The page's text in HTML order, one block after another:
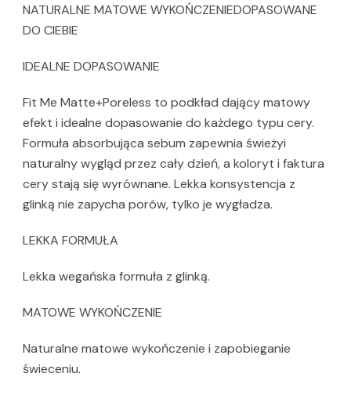
NATURALNE MATOWE WYKOŃCZENIEDOPASOWANE
DO CIEBIE
IDEALNE DOPASOWANIE
Fit Me Matte+Poreless to podkład dający matowy
efekt i idealne dopasowanie do każdego typu cery.
Formuła absorbująca sebum zapewnia świeżyi
naturalny wygląd przez cały dzień, a koloryt i faktura
cery stają się wyrównane. Lekka konsystencja z
glinką nie zapycha porów, tylko je wygładza.
LEKKA FORMUŁA
Lekka wegańska formuła z glinką.
MATOWE WYKOŃCZENIE
Naturalne matowe wykończenie i zapobieganie
świeceniu.